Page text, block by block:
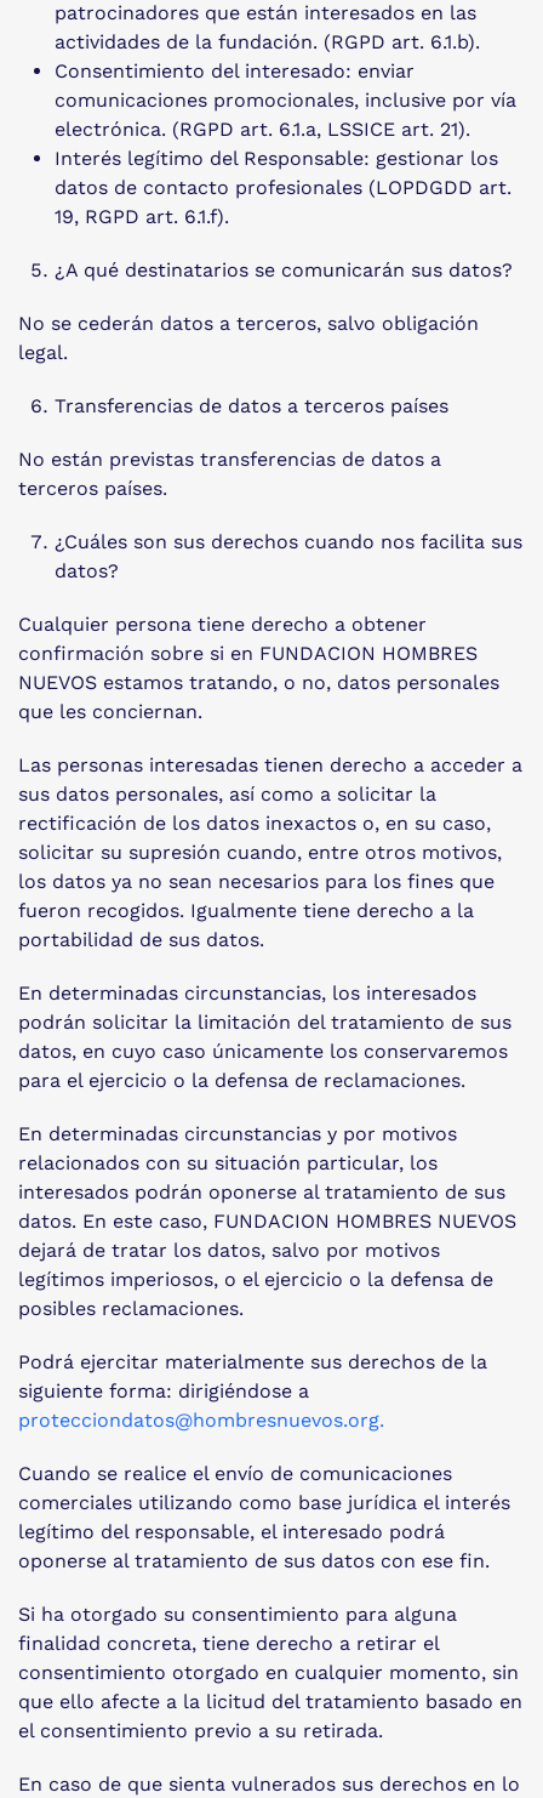
patrocinadores que están interesados en las
actividades de la fundación. (RGPD art. 6.1.b).
Consentimiento del interesado: enviar
comunicaciones promocionales, inclusive por vía
electrónica. (RGPD art. 6.1.a, LSSICE art. 21).
Interés legítimo del Responsable: gestionar los
datos de contacto profesionales (LOPDGDD art.
19, RGPD art. 6.1.f).
¿A qué destinatarios se comunicarán sus datos?
No se cederán datos a terceros, salvo obligación
legal.
Transferencias de datos a terceros países
No están previstas transferencias de datos a
terceros países.
¿Cuáles son sus derechos cuando nos facilita sus
datos?
Cualquier persona tiene derecho a obtener
confirmación sobre si en FUNDACION HOMBRES
NUEVOS estamos tratando, o no, datos personales
que les conciernan.
Las personas interesadas tienen derecho a acceder a
sus datos personales, así como a solicitar la
rectificación de los datos inexactos o, en su caso,
solicitar su supresión cuando, entre otros motivos,
los datos ya no sean necesarios para los fines que
fueron recogidos. Igualmente tiene derecho a la
portabilidad de sus datos.
En determinadas circunstancias, los interesados
podrán solicitar la limitación del tratamiento de sus
datos, en cuyo caso únicamente los conservaremos
para el ejercicio o la defensa de reclamaciones.
En determinadas circunstancias y por motivos
relacionados con su situación particular, los
interesados podrán oponerse al tratamiento de sus
datos. En este caso, FUNDACION HOMBRES NUEVOS
dejará de tratar los datos, salvo por motivos
legítimos imperiosos, o el ejercicio o la defensa de
posibles reclamaciones.
Podrá ejercitar materialmente sus derechos de la
siguiente forma: dirigiéndose a
protecciondatos@hombresnuevos.org.
Cuando se realice el envío de comunicaciones
comerciales utilizando como base jurídica el interés
legítimo del responsable, el interesado podrá
oponerse al tratamiento de sus datos con ese fin.
Si ha otorgado su consentimiento para alguna
finalidad concreta, tiene derecho a retirar el
consentimiento otorgado en cualquier momento, sin
que ello afecte a la licitud del tratamiento basado en
el consentimiento previo a su retirada.
En caso de que sienta vulnerados sus derechos en lo